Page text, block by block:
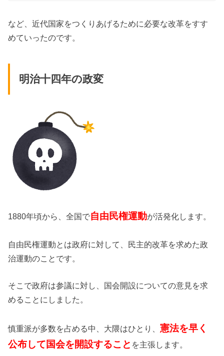
など、近代国家をつくりあげるために必要な改革をすす
めていったのです。
明治十四年の政変
1880年頃から、全国で自由民権運動が活発化します。
自由民権運動とは政府に対して、民主的改革を求めた政
治運動のことです。
そこで政府は参議に対し、国会開設についての意見を求
めることにしました。
慎重派が多数を占める中、大隈はひとり、憲法を早く
公布して国会を開設すること を主張します。